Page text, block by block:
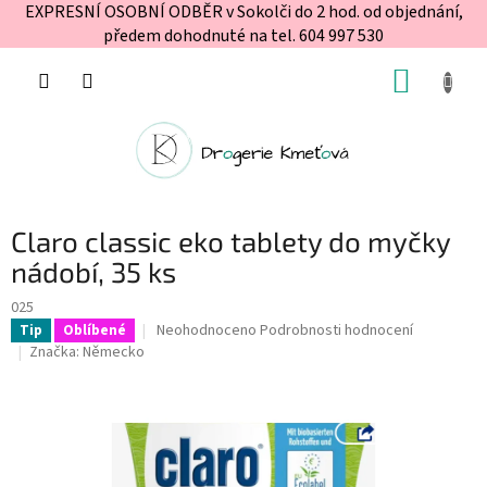
EXPRESNÍ OSOBNÍ ODBĚR v Sokolči do 2 hod. od objednání,
předem dohodnuté na tel. 604 997 530
Claro classic eko tablety do myčky
nádobí, 35 ks
025
Tip Oblíbené
Průměrné
5
hvězdiček.
Neohodnoceno Podrobnosti hodnocení
Značka: Německo